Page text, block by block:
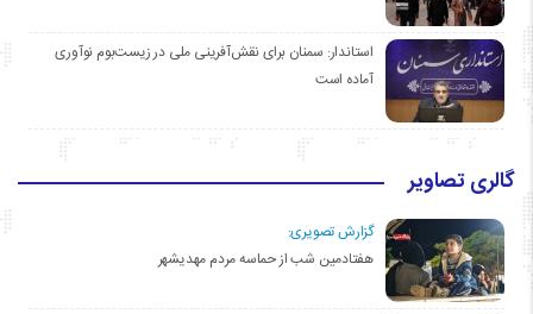
استاندار: سمنان برای نقش‌آفرینی ملی در زیست‌بوم نوآوری
آماده است
گالری تصاویر
گزارش تصویری:
هفتادمین شب از حماسه مردم مهدیشهر